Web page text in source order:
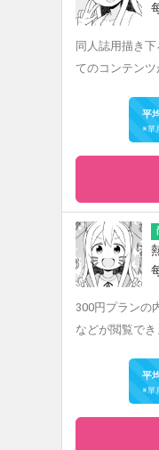
同人誌用描き
てのコンテンツ
平
※單
300円プランの
などが閲覧でき
平
※單